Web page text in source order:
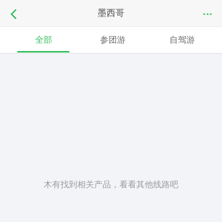
墨西哥
全部 参团游 自驾游
木有找到相关产品，看看其他线路吧